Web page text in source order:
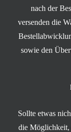
nach der
versenden die
sowie den
Sollte etwas
die Möglichkeit,